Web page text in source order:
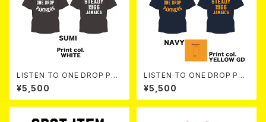
LISTEN TO ONE DROP PAN
THERS TEE 【 Sumi 】
¥5,500
LISTEN TO ONE DROP PAN
THERS TEE 【 Navy 】
¥5,500